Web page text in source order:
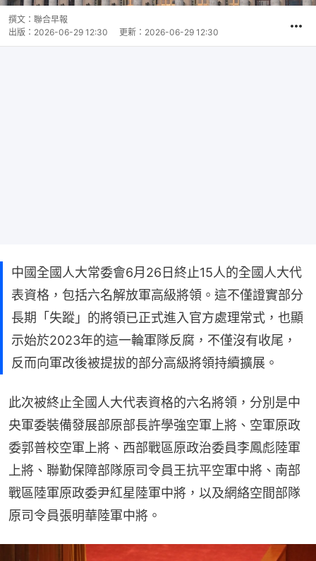
撰文： 聯合早報
出版： 2026-06-29 12:30 更新： 2026-06-29 12:30
中國全國人大常委會6月26日終止15人的全國人大代
表資格，包括六名解放軍高級將領。這不僅證實部分
長期「失蹤」的將領已正式進入官方處理常式，也顯
示始於2023年的這一輪軍隊反腐，不僅沒有收尾，
反而向軍改後被提拔的部分高級將領持續擴展。
此次被終止全國人大代表資格的六名將領，分別是中
央軍委裝備發展部原部長許學強空軍上將、空軍原政
委郭普校空軍上將、西部戰區原政治委員李鳳彪陸軍
上將、聯勤保障部隊原司令員王抗平空軍中將、南部
戰區陸軍原政委尹紅星陸軍中將，以及網絡空間部隊
原司令員張明華陸軍中將。